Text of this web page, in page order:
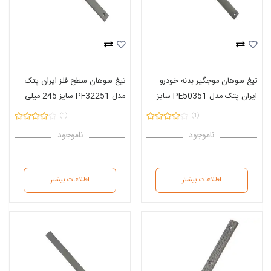
تیغ سوهان موجگیر بدنه خودرو
ایران پتک مدل PE50351 سایز
(1)
ناموجود
اطلاعات بیشتر
تیغ سوهان سطح فلز ایران پتک
مدل PF32251 سایز 245 میلی
(1)
ناموجود
اطلاعات بیشتر